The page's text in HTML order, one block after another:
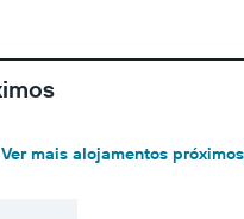
Ver mais alojamentos próximos